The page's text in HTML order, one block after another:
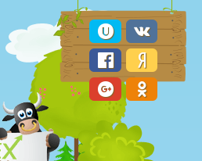
Брокеры Форекс